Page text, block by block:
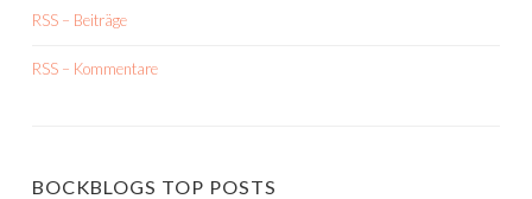
RSS – Beiträge
RSS – Kommentare
BOCKBLOGS TOP POSTS